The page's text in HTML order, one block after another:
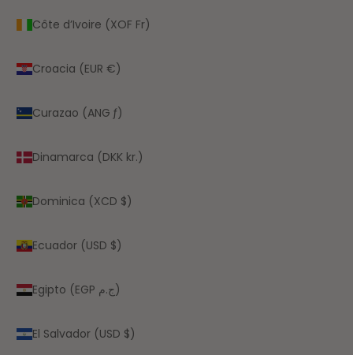
Côte d’Ivoire (XOF Fr)
Croacia (EUR €)
Curazao (ANG ƒ)
Dinamarca (DKK kr.)
Dominica (XCD $)
Ecuador (USD $)
Egipto (EGP ج.م)
El Salvador (USD $)